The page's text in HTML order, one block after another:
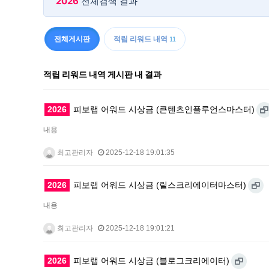
전체게시판 적립 리워드 내역 11
적립 리워드 내역 게시판 내 결과
2026 피보랩 어워드 시상금 (큰텐츠인플루언스마스터)
내용
최고관리자 2025-12-18 19:01:35
2026 피보랩 어워드 시상금 (릴스크리에이터마스터)
내용
최고관리자 2025-12-18 19:01:21
2026 피보랩 어워드 시상금 (블로그크리에이터)